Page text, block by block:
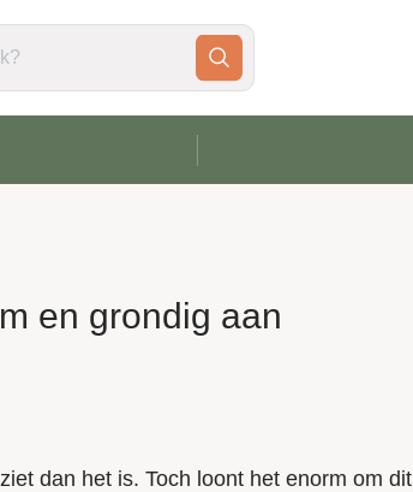
en grondig aan
dan het is. Toch loont het enorm om dit